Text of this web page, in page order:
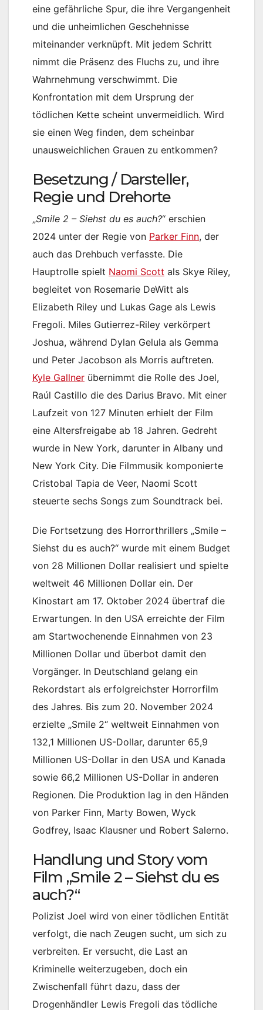
eine gefährliche Spur, die ihre Vergangenheit
und die unheimlichen Geschehnisse
miteinander verknüpft. Mit jedem Schritt
nimmt die Präsenz des Fluchs zu, und ihre
Wahrnehmung verschwimmt. Die
Konfrontation mit dem Ursprung der
tödlichen Kette scheint unvermeidlich. Wird
sie einen Weg finden, dem scheinbar
unausweichlichen Grauen zu entkommen?
Besetzung / Darsteller,
Regie und Drehorte
„Smile 2 – Siehst du es auch?“ erschien
2024 unter der Regie von Parker Finn, der
auch das Drehbuch verfasste. Die
Hauptrolle spielt Naomi Scott als Skye Riley,
begleitet von Rosemarie DeWitt als
Elizabeth Riley und Lukas Gage als Lewis
Fregoli. Miles Gutierrez-Riley verkörpert
Joshua, während Dylan Gelula als Gemma
und Peter Jacobson als Morris auftreten.
Kyle Gallner übernimmt die Rolle des Joel,
Raúl Castillo die des Darius Bravo. Mit einer
Laufzeit von 127 Minuten erhielt der Film
eine Altersfreigabe ab 18 Jahren. Gedreht
wurde in New York, darunter in Albany und
New York City. Die Filmmusik komponierte
Cristobal Tapia de Veer, Naomi Scott
steuerte sechs Songs zum Soundtrack bei.
Die Fortsetzung des Horrorthrillers „Smile –
Siehst du es auch?“ wurde mit einem Budget
von 28 Millionen Dollar realisiert und spielte
weltweit 46 Millionen Dollar ein. Der
Kinostart am 17. Oktober 2024 übertraf die
Erwartungen. In den USA erreichte der Film
am Startwochenende Einnahmen von 23
Millionen Dollar und überbot damit den
Vorgänger. In Deutschland gelang ein
Rekordstart als erfolgreichster Horrorfilm
des Jahres. Bis zum 20. November 2024
erzielte „Smile 2“ weltweit Einnahmen von
132,1 Millionen US-Dollar, darunter 65,9
Millionen US-Dollar in den USA und Kanada
sowie 66,2 Millionen US-Dollar in anderen
Regionen. Die Produktion lag in den Händen
von Parker Finn, Marty Bowen, Wyck
Godfrey, Isaac Klausner und Robert Salerno.
Handlung und Story vom
Film „Smile 2 – Siehst du es
auch?“
Polizist Joel wird von einer tödlichen Entität
verfolgt, die nach Zeugen sucht, um sich zu
verbreiten. Er versucht, die Last an
Kriminelle weiterzugeben, doch ein
Zwischenfall führt dazu, dass der
Drogenhändler Lewis Fregoli das tödliche